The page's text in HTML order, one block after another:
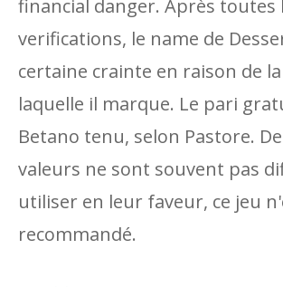
financial danger. Après toutes
verifications, le name de
certaine crainte en raison de
laquelle il marque. Le pari
Betano tenu, selon Pastore.
valeurs ne sont souvent pas
utiliser en leur faveur, ce jeu
recommandé.